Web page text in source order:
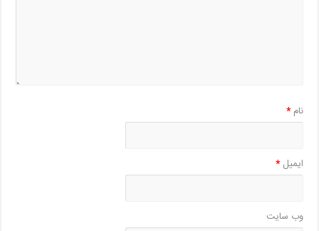
نام*
ایمیل*
وب‌ سایت